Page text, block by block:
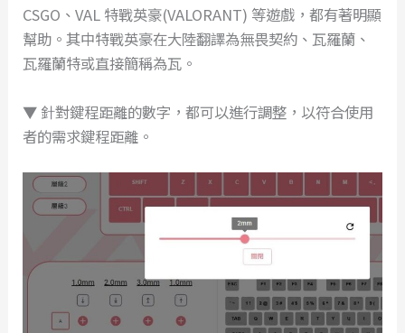
CSGO、VAL 特戰英豪(VALORANT) 等遊戲，都有著明顯
幫助。其中特戰英豪在大陸翻譯為無畏契約、瓦羅蘭、
瓦羅蘭特或直接簡稱為瓦。
▼ 針對鍵程距離的數字，都可以進行調整，以符合使用
者的需求鍵程距離。